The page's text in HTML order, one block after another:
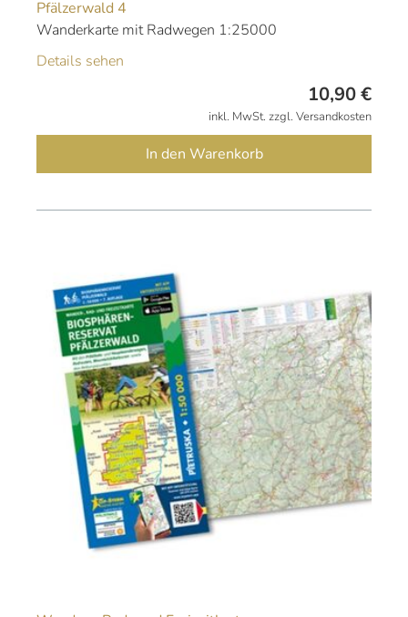
Pfälzerwald 4
Wanderkarte mit Radwegen 1:25000
Details sehen
10,90€
inkl. MwSt. zzgl. Versandkosten
In den Warenkorb